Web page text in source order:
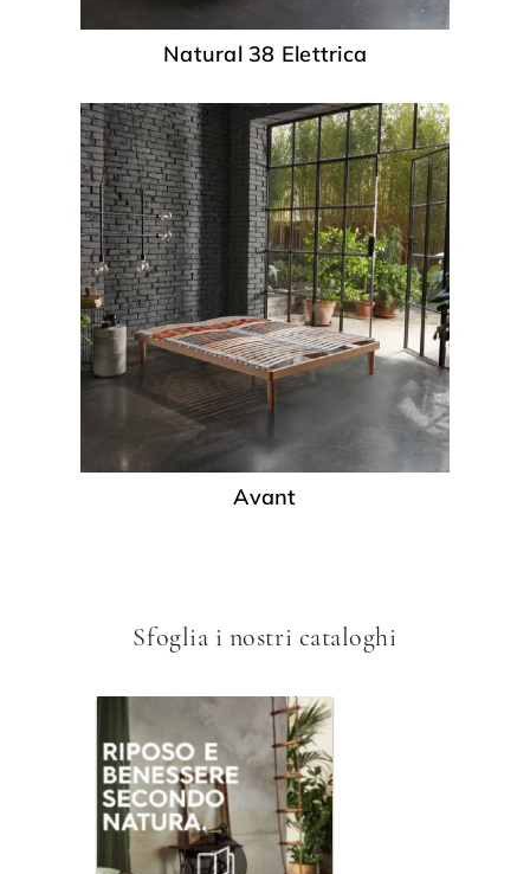
Natural 38 Elettrica
Avant
Sfoglia i nostri cataloghi